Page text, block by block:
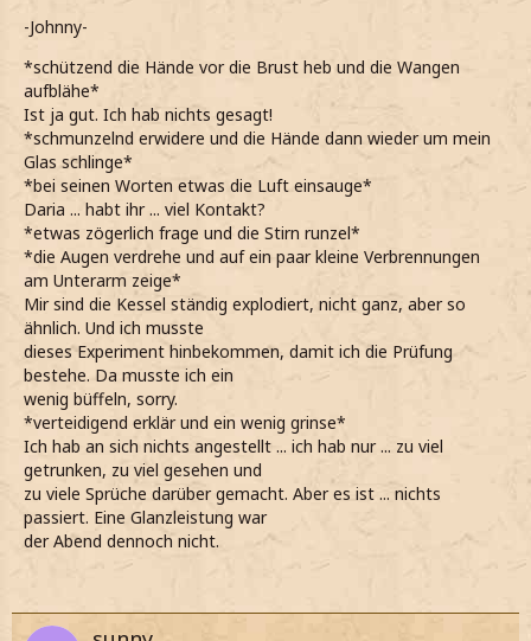
-Johnny-
*schützend die Hände vor die Brust heb und die Wangen
aufblähe*
Ist ja gut. Ich hab nichts gesagt!
*schmunzelnd erwidere und die Hände dann wieder um mein
Glas schlinge*
*bei seinen Worten etwas die Luft einsauge*
Daria ... habt ihr ... viel Kontakt?
*etwas zögerlich frage und die Stirn runzel*
*die Augen verdrehe und auf ein paar kleine Verbrennungen
am Unterarm zeige*
Mir sind die Kessel ständig explodiert, nicht ganz, aber so
ähnlich. Und ich musste
dieses Experiment hinbekommen, damit ich die Prüfung
bestehe. Da musste ich ein
wenig büffeln, sorry.
*verteidigend erklär und ein wenig grinse*
Ich hab an sich nichts angestellt ... ich hab nur ... zu viel
getrunken, zu viel gesehen und
zu viele Sprüche darüber gemacht. Aber es ist ... nichts
passiert. Eine Glanzleistung war
der Abend dennoch nicht.